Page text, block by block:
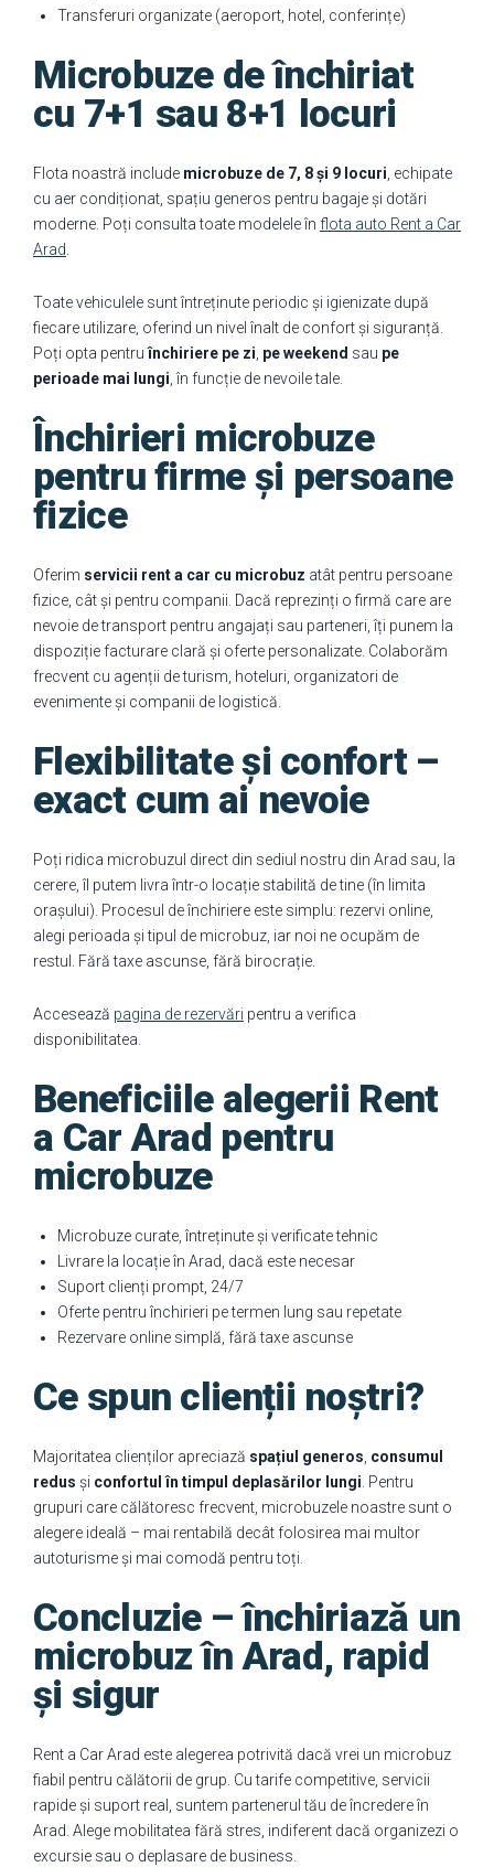
Transferuri organizate (aeroport, hotel, conferințe)
Microbuze de închiriat
cu 7+1 sau 8+1 locuri
Flota noastră include microbuze de 7, 8 și 9 locuri , echipate
cu aer condiționat, spațiu generos pentru bagaje și dotări
moderne. Poți consulta toate modelele în flota auto Rent a Car
Arad
Toate vehiculele sunt întreținute periodic și igienizate după
fiecare utilizare, oferind un nivel înalt de confort și siguranță.
Poți opta pentruînchiriere pe zi pe weekend sau pe
perioade mai lungi , în funcție de nevoile tale.
Închirieri microbuze
pentru firme și persoane
fizice
Oferim servicii rent a car cu microbuz atât pentru persoane
fizice, cât și pentru companii. Dacă reprezinți o firmă care are
nevoie de transport pentru angajați sau parteneri, îți punem la
dispoziție facturare clară și oferte personalizate. Colaborăm
frecvent cu agenții de turism, hoteluri, organizatori de
evenimente și companii de logistică.
Flexibilitate și confort –
exact cum ai nevoie
Poți ridica microbuzul direct din sediul nostru din Arad sau, la
cerere, îl putem livra într-o locație stabilită de tine (în limita
orașului). Procesul de închiriere este simplu: rezervi online,
alegi perioada și tipul de microbuz, iar noi ne ocupăm de
restul. Fără taxe ascunse, fără birocrație.
Accesează pagina de rezervări pentru a verifica
disponibilitatea.
Beneficiile alegerii Rent
a Car Arad pentru
microbuze
Microbuze curate, întreținute și verificate tehnic
Livrare la locație în Arad, dacă este necesar
Suport clienți prompt, 24/7
Oferte pentru închirieri pe termen lung sau repetate
Rezervare online simplă, fără taxe ascunse
Ce spun clienții noștri?
Majoritatea clienților apreciază spațiul generos consumul
redus și confortul în timpul deplasărilor lungi . Pentru
grupuri care călătoresc frecvent, microbuzele noastre sunt o
alegere ideală – mai rentabilă decât folosirea mai multor
autoturisme și mai comodă pentru toți.
Concluzie – închiriază un
microbuz în Arad, rapid
și sigur
Rent a Car Arad este alegerea potrivită dacă vrei un microbuz
fiabil pentru călătorii de grup. Cu tarife competitive, servicii
rapide și suport real, suntem partenerul tău de încredere în
Arad. Alege mobilitatea fără stres, indiferent dacă organizezi o
excursie sau o deplasare de business.